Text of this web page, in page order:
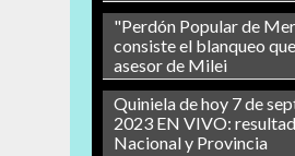
"Perdón Popular de
consiste el blanqueo
asesor de Milei
Quiniela de hoy 7 de
2023 EN VIVO:
Nacional y Provincia